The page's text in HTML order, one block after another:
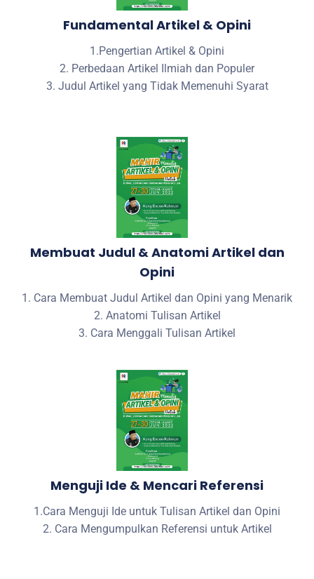
Fundamental Artikel & Opini
1.Pengertian Artikel & Opini
2. Perbedaan Artikel Ilmiah dan Populer
3. Judul Artikel yang Tidak Memenuhi Syarat
Membuat Judul & Anatomi Artikel dan
Opini
1. Cara Membuat Judul Artikel dan Opini yang Menarik
2. Anatomi Tulisan Artikel
3. Cara Menggali Tulisan Artikel
Menguji Ide & Mencari Referensi
1.Cara Menguji Ide untuk Tulisan Artikel dan Opini
2. Cara Mengumpulkan Referensi untuk Artikel